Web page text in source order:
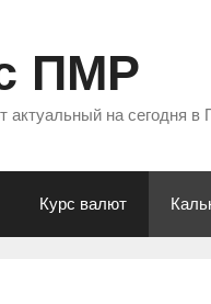
ПМР
на сегодня в
Курс валют